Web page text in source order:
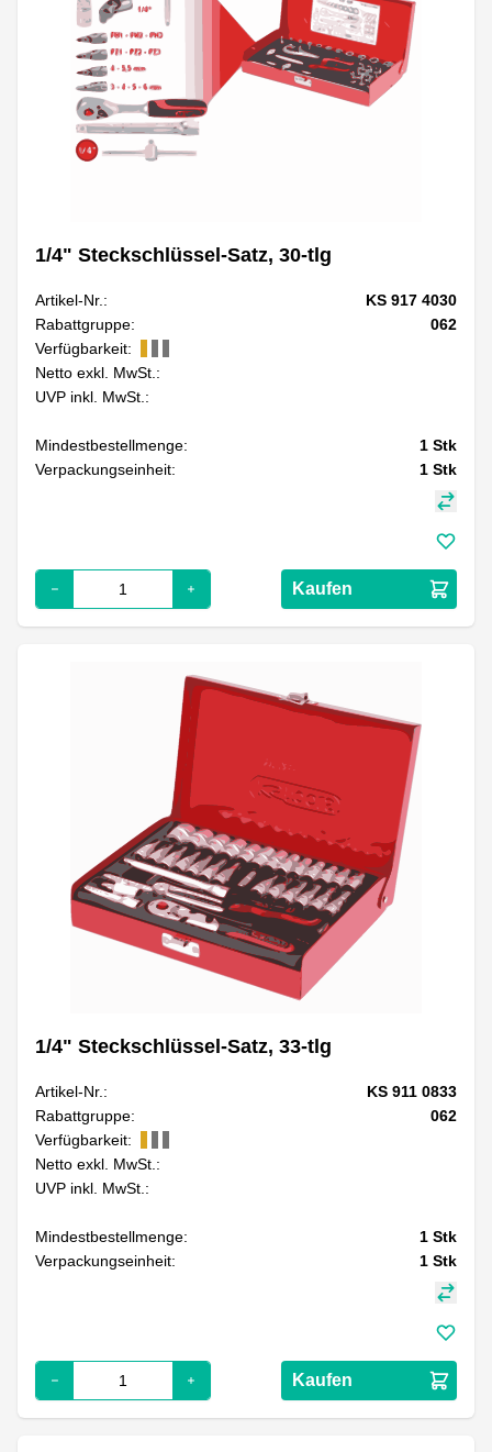
1/4" Steckschlüssel-Satz, 30-tlg
Artikel-Nr.:
KS 917 4030
Rabattgruppe:
062
Verfügbarkeit:
Netto exkl. MwSt.:
UVP inkl. MwSt.:
Mindestbestellmenge: 1 Stk
Verpackungseinheit:
1 Stk
Kaufen
1/4" Steckschlüssel-Satz, 33-tlg
Artikel-Nr.:
KS 911 0833
Rabattgruppe:
062
Verfügbarkeit:
Netto exkl. MwSt.:
UVP inkl. MwSt.:
Mindestbestellmenge: 1 Stk
Verpackungseinheit:
1 Stk
Kaufen